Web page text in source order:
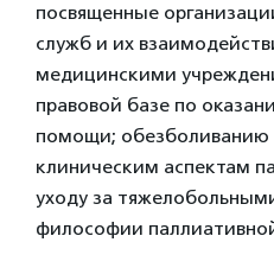
посвященные
служб и их
медицинскими
правовой базе по
помощи;
клиническим аспектам
уходу за
философии